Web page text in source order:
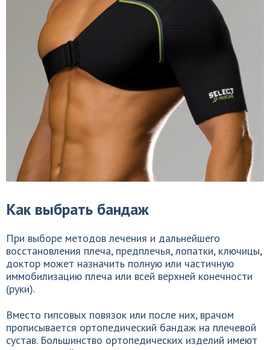
Как выбрать бандаж
При выборе методов лечения и дальнейшего
восстановления плеча, предплечья, лопатки, ключицы,
доктор может назначить полную или частичную
иммобилизацию плеча или всей верхней конечности
(руки).
Вместо гипсовых повязок или после них, врачом
прописывается ортопедический бандаж на плечевой
сустав. Большинство ортопедических изделий имеют